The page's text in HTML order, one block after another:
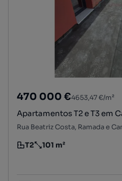
470 000 €4653,47 €/m²
Apartamentos T2 e T3 em
Rua Beatriz Costa, Ramada e
Tipologia
T2
Preço por metro quadrado
101 m²